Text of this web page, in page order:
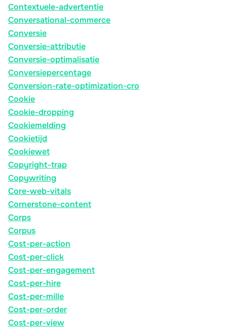
Contextuele-advertentie
Conversational-commerce
Conversie
Conversie-attributie
Conversie-optimalisatie
Conversiepercentage
Conversion-rate-optimization-cro
Cookie
Cookie-dropping
Cookiemelding
Cookietijd
Cookiewet
Copyright-trap
Copywriting
Core-web-vitals
Cornerstone-content
Corps
Corpus
Cost-per-action
Cost-per-click
Cost-per-engagement
Cost-per-hire
Cost-per-mille
Cost-per-order
Cost-per-view